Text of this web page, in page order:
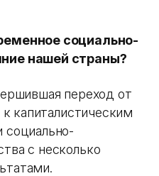
социально-
нашей страны?
переход от
капиталистическим
социально-
с несколько